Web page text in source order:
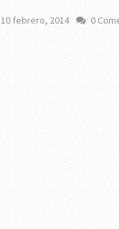
10 febrero, 2014 0